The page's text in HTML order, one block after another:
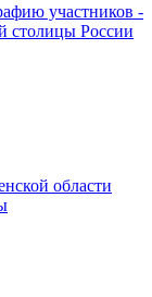
участников -
столицы России
области